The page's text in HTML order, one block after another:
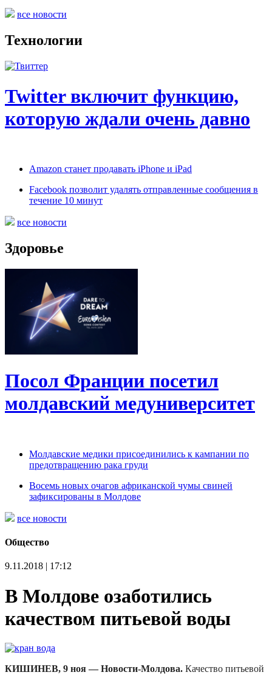
все новости
Технологии
Twitter включит функцию,
которую ждали очень давно
Amazon станет продавать iPhone и iPad
Facebook позволит удалять отправленные сообщения в
течение 10 минут
все новости
Здоровье
Посол Франции посетил
молдавский медуниверситет
Молдавские медики присоединились к кампании по
предотвращению рака груди
Восемь новых очагов африканской чумы свиней
зафиксированы в Молдове
все новости
Общество
9.11.2018 | 17:12
В Молдове озаботились
качеством питьевой воды
КИШИНЕВ, 9 ноя — Новости-Молдова. Качество питьевой